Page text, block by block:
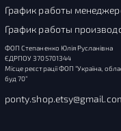
График работы
График работы
ФОП Степаненко Юлія Русланівна
ЄДРПОУ 3705701344
Місце реєстрації ФОП “Україна,
буд 70”